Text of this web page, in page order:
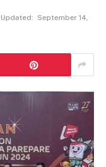
Updated:
September 14,